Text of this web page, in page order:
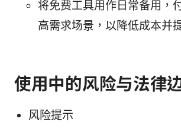
将免费工具用作日常备用，
高需求场景，以降低成本并
使用中的风险与法律
风险提示